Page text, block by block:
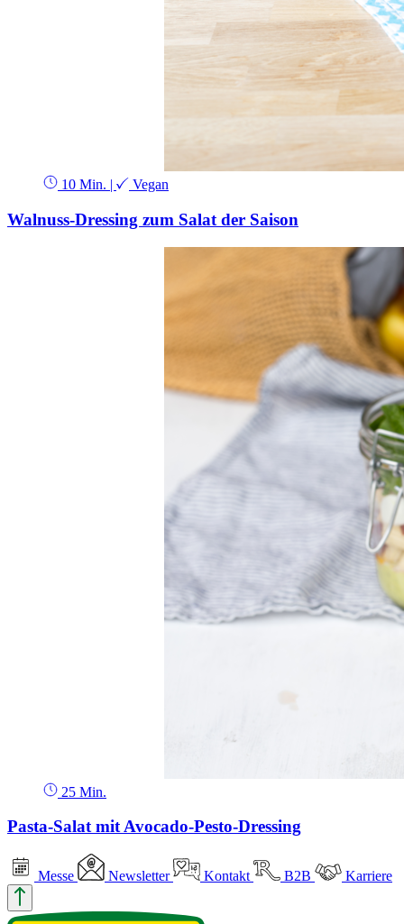
10 Min. | Vegan
Walnuss-Dressing zum Salat der Saison
25 Min.
Pasta-Salat mit Avocado-Pesto-Dressing
Messe Newsletter Kontakt B2B Karriere